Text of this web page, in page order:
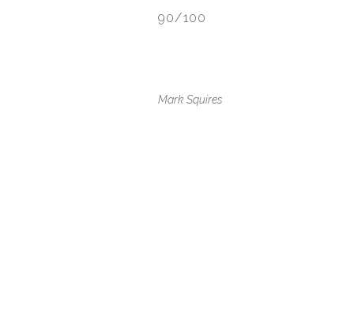
90/100
Mark Squires